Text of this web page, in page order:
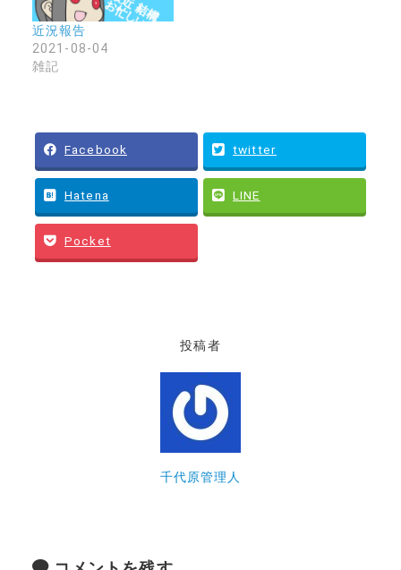
近況報告
2021-08-04
雑記
Facebook twitter
Hatena LINE
Pocket
投稿者
千代原管理人